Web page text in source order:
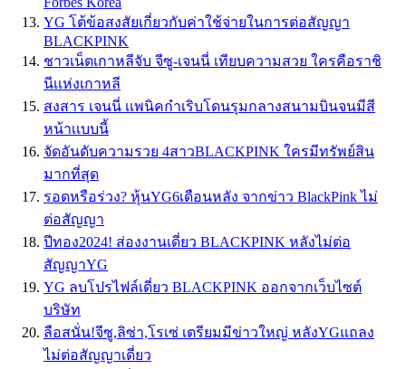
YG โต้ข้อสงสัยเกี่ยวกับค่าใช้จ่ายในการต่อสัญญา
BLACKPINK
ชาวเน็ตเกาหลีจับ จีซู-เจนนี่ เทียบความสวย ใครคือราชิ
นีเเห่งเกาหลี
สงสาร เจนนี่ เเพนิคกำเริบโดนรุมกลางสนามบินจนมีสี
หน้าเเบบนี้
จัดอันดับความรวย 4สาวBLACKPINK ใครมีทรัพย์สิน
มากที่สุด
รอดหรือร่วง? หุ้นYG6เดือนหลัง จากข่าว BlackPink ไม่
ต่อสัญญา
ปีทอง2024! ส่องงานเดี่ยว BLACKPINK หลังไม่ต่อ
สัญญาYG
YG ลบโปรไฟล์เดี่ยว BLACKPINK ออกจากเว็บไซต์
บริษัท
ลือสนั่น!จีซู,ลิซ่า,โรเซ่ เตรียมมีข่าวใหญ่ หลังYGแถลง
ไม่ต่อสัญญาเดี่ยว